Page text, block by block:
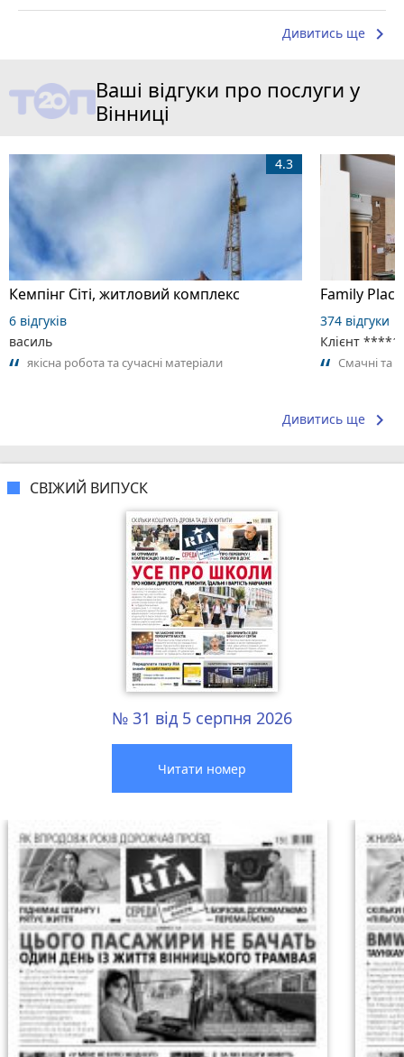
Дивитись ще keyboard_arrow_right
Ваші відгуки про послуги у
Вінниці
Кемпінг Сіті, житловий комплекс
4.3
6 відгуків
василь
якісна робота та сучасні матеріали
Family
374 відгуки
Клієнт
Смачні та
Дивитись ще keyboard_arrow_right
СВІЖИЙ ВИПУСК
№ 31 від 5 серпня 2026
Читати номер